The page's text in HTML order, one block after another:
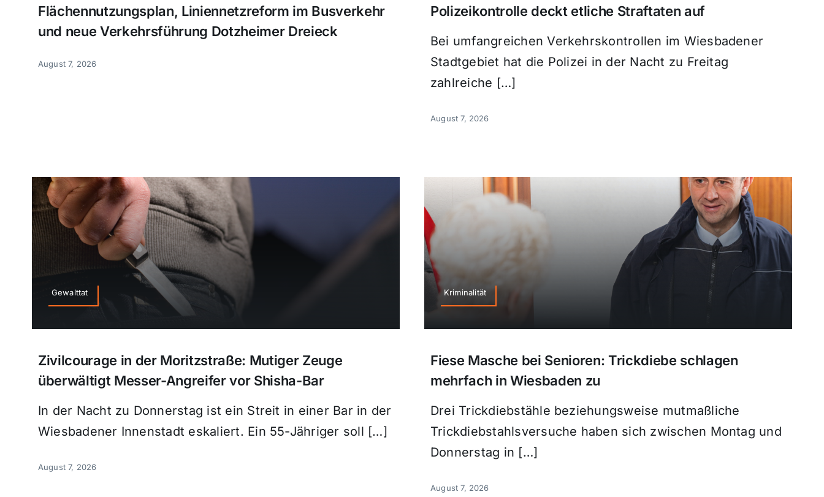
Flächennutzungsplan, Liniennetzreform im Busverkehr
und neue Verkehrsführung Dotzheimer Dreieck
August 7, 2026
Polizeikontrolle deckt etliche Straftaten auf
Bei umfangreichen Verkehrskontrollen im Wiesbadener
Stadtgebiet hat die Polizei in der Nacht zu Freitag
zahlreiche […]
August 7, 2026
Gewalttat
Zivilcourage in der Moritzstraße: Mutiger Zeuge
überwältigt Messer-Angreifer vor Shisha-Bar
In der Nacht zu Donnerstag ist ein Streit in einer Bar in der
Wiesbadener Innenstadt eskaliert. Ein 55-Jähriger soll […]
August 7, 2026
Kriminalität
Fiese Masche bei Senioren: Trickdiebe schlagen
mehrfach in Wiesbaden zu
Drei Trickdiebstähle beziehungsweise mutmaßliche
Trickdiebstahlsversuche haben sich zwischen Montag und
Donnerstag in […]
August 7, 2026